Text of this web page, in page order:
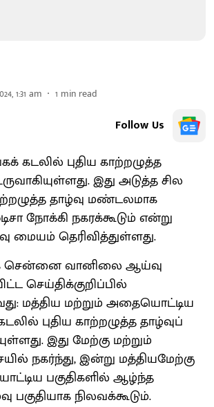
1:31 am 1 min read
Follow Us
கடலில் புதிய காற்றழுத்த
இது அடுத்த சில
தாழ்வு மண்டலமாக
நோக்கி நகரக்கூடும் என்று
தெரிவித்துள்ளது.
சென்னை வானிலை ஆய்வு
செய்திக்குறிப்பில்
மத்திய மற்றும் அதையொட்டிய
புதிய காற்றழுத்த தாழ்வுப்
இது மேற்கு மற்றும்
நகர்ந்து, இன்று மத்தியமேற்கு
பகுதிகளில் ஆழ்ந்த
பகுதியாக நிலவக்கூடும்.